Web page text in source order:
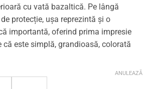
cu vată bazaltică. Pe lângă
protecție, ușa reprezintă și o
importantă, oferind prima impresie
că este simplă, grandioasă, colorată
ANULEAZĂ